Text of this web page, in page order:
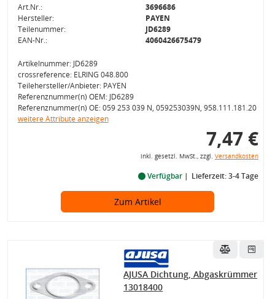
Art.Nr.:
3696686
Hersteller:
PAYEN
Teilenummer:
JD6289
EAN-Nr.:
4060426675479
Artikelnummer: JD6289
crossreference: ELRING 048.800
Teilehersteller/Anbieter: PAYEN
Referenznummer(n) OEM: JD6289
Referenznummer(n) OE: 059 253 039 N, 059253039N, 958.111.181.20
weitere Attribute anzeigen
7,47 €
inkl. gesetzl. MwSt., zzgl. Versandkosten
Verfügbar Lieferzeit: 3-4 Tage
Zum Artikel
AJUSA Dichtung, Abgaskrümmer
13018400